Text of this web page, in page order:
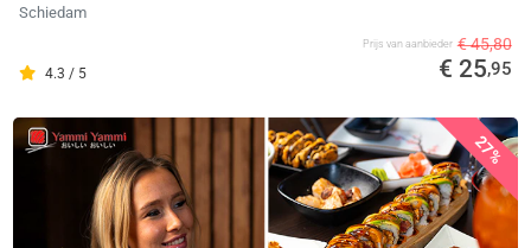
Schiedam
4.3 / 5
Prijs van aanbieder € 45,80
€ 25,95
27%